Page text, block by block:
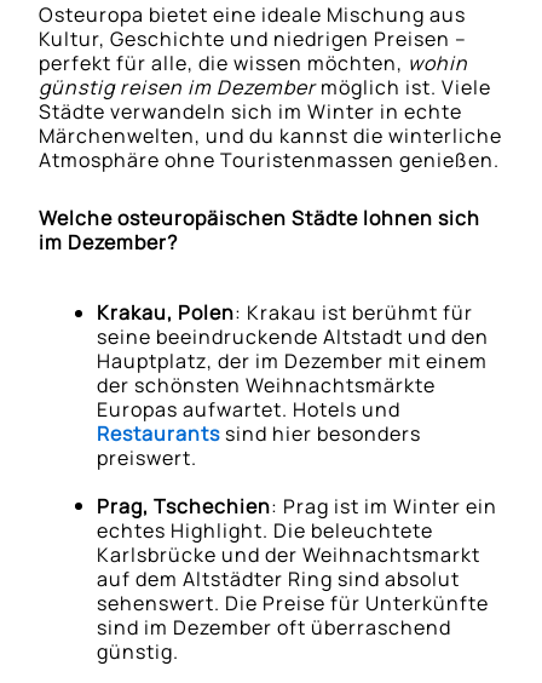
Osteuropa bietet eine ideale Mischung aus
Kultur, Geschichte und niedrigen Preisen –
perfekt für alle, die wissen möchten, wohin
günstig reisen im Dezembermöglich ist. Viele
Städte verwandeln sich im Winter in echte
Märchenwelten, und du kannst die winterliche
Atmosphäre ohne Touristenmassen genießen.
Welche osteuropäischen Städte lohnen sich
im Dezember?
Krakau, Polen: Krakau ist berühmt für
seine beeindruckende Altstadt und den
Hauptplatz, der im Dezember mit einem
der schönsten Weihnachtsmärkte
Europas aufwartet. Hotels und
Restaurants sind hier besonders
preiswert.
Prag, Tschechien: Prag ist im Winter ein
echtes Highlight. Die beleuchtete
Karlsbrücke und der Weihnachtsmarkt
auf dem Altstädter Ring sind absolut
sehenswert. Die Preise für Unterkünfte
sind im Dezember oft überraschend
günstig.